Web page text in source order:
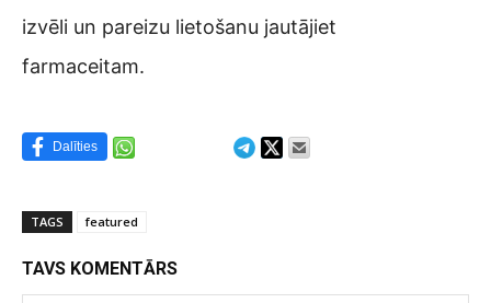
izvēli un pareizu lietošanu jautājiet
farmaceitam.
Dalīties
TAGS featured
TAVS KOMENTĀRS